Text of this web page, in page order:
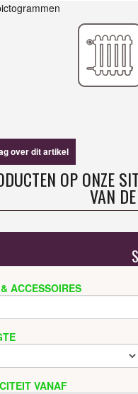
over dit artikel
OP ONZE
VAN
ACCESSOIRES
VANAF